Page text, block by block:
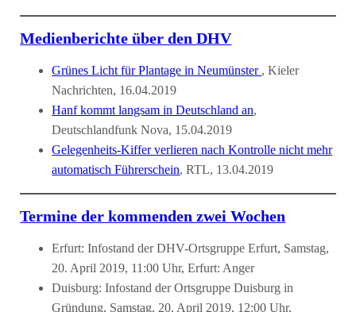
Medienberichte über den DHV
Grünes Licht für Plantage in Neumünster , Kieler
Nachrichten, 16.04.2019
Hanf kommt langsam in Deutschland an,
Deutschlandfunk Nova, 15.04.2019
Gelegenheits-Kiffer verlieren nach Kontrolle nicht mehr
automatisch Führerschein, RTL, 13.04.2019
Termine der kommenden zwei Wochen
Erfurt: Infostand der DHV-Ortsgruppe Erfurt, Samstag,
20. April 2019, 11:00 Uhr, Erfurt: Anger
Duisburg: Infostand der Ortsgruppe Duisburg in
Gründung, Samstag, 20. April 2019, 12:00 Uhr,